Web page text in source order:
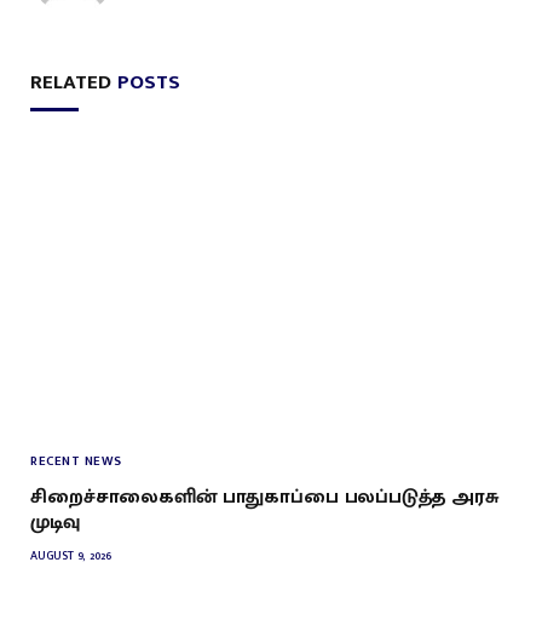
RELATED POSTS
RECENT NEWS
சிறைச்சாலைகளின் பாதுகாப்பை பலப்படுத்த அரசு
முடிவு
AUGUST 9, 2026